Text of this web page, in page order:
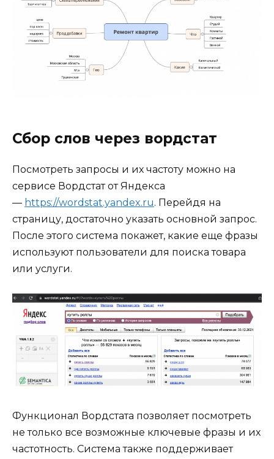
Сбор слов через вордстат
Посмотреть запросы и их частоту можно на
сервисе Вордстат от Яндекса
— https://wordstat.yandex.ru. Перейдя на
страницу, достаточно указать основной запрос.
После этого система покажет, какие еще фразы
используют пользователи для поиска товара
или услуги.
Функционал Вордстата позволяет посмотреть
не только все возможные ключевые фразы и их
частотность. Система также поддерживает